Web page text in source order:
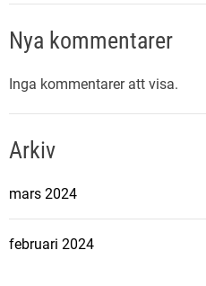
Nya kommentarer
Inga kommentarer att visa.
Arkiv
mars 2024
februari 2024